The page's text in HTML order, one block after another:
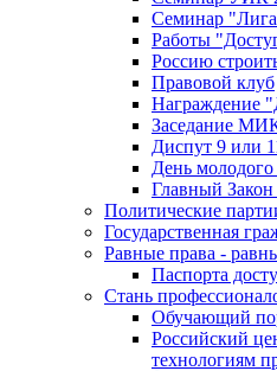
Семинар
Работы
Россию
Правовой клуб
Награждение
Заседание
Диспут 9 или
День молодого
Главный
Политические
Государственная
Равные права -
Паспорта
Стань
Обучающий
Российский
технологиям